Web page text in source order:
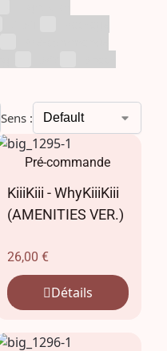
Sens :
Pré-commande
KiiiKiii - WhyKiiiKiii
(AMENITIES VER.)
26,00 €
Détails